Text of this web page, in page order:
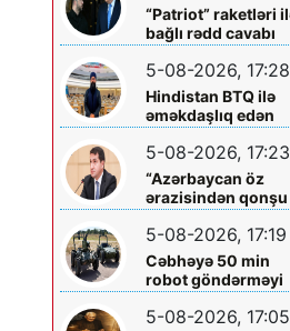
“Patriot” raketləri
bağlı rədd cavabı
aldı
5-08-2026, 17:28
Hindistan BTQ ilə
əməkdaşlıq edən
hüquq
təhdid edib
5-08-2026, 17:23
“Azərbaycan öz
ərazisindən qonşu
ölkəyə qarşı
olunmasına icazə
verməz”
5-08-2026, 17:19
Cəbhəyə 50 min
robot göndərməyi
planlaşdırırlar
5-08-2026, 17:05